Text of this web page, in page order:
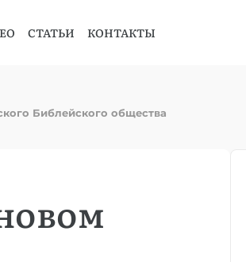
СТАТЬИ КОНТАКТЫ
Библейского общества